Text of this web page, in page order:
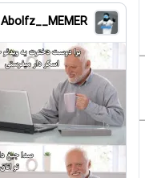
Abolfz__MEMER